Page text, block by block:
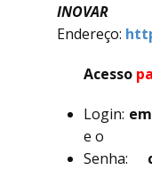
Endereço:
Acesso
Login:
e o
Senha: